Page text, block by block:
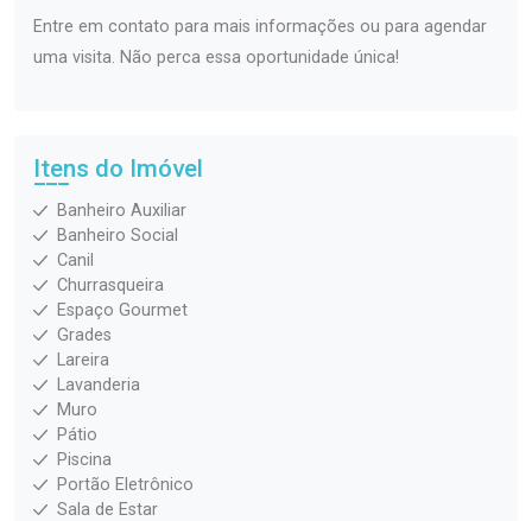
Entre em contato para mais informações ou para agendar
uma visita. Não perca essa oportunidade única!
Itens do Imóvel
Banheiro Auxiliar
Banheiro Social
Canil
Churrasqueira
Espaço Gourmet
Grades
Lareira
Lavanderia
Muro
Pátio
Piscina
Portão Eletrônico
Sala de Estar